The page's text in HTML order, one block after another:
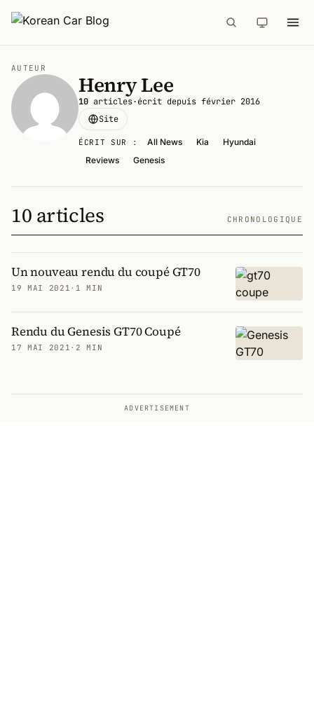
AUTEUR
Henry Lee
10 articles·écrit depuis février 2016
Site
ÉCRIT SUR : All News Kia
Hyundai
Reviews
Genesis
10 articles CHRONOLOGIQUE
Un nouveau rendu du coupé GT70
19 MAI 2021 · 1 MIN
Rendu du Genesis GT70 Coupé
17 MAI 2021 · 2 MIN
ADVERTISEMENT